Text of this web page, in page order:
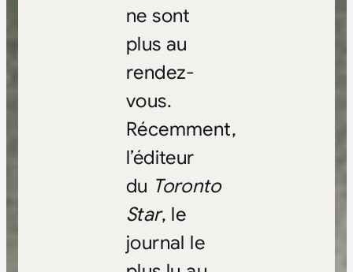
ne sont
plus au
rendez-
vous.
Récemment,
l’éditeur
du Toronto
Star, le
journal le